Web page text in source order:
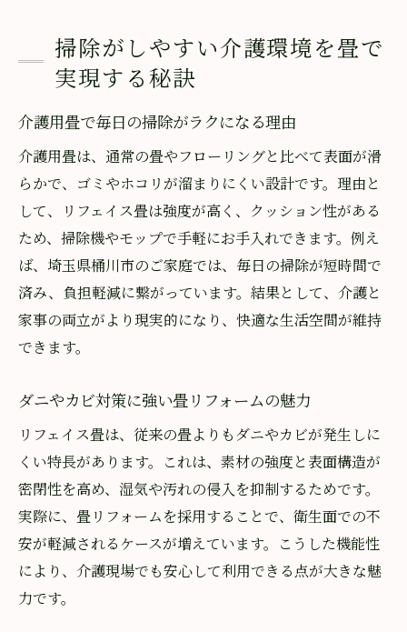
掃除がしやすい介護環境を畳で
実現する秘訣
介護用畳で毎日の掃除がラクになる理由
介護用畳は、通常の畳やフローリングと比べて表面が滑
らかで、ゴミやホコリが溜まりにくい設計です。理由と
して、リフェイス畳は強度が高く、クッション性がある
ため、掃除機やモップで手軽にお手入れできます。例え
ば、埼玉県桶川市のご家庭では、毎日の掃除が短時間で
済み、負担軽減に繋がっています。結果として、介護と
家事の両立がより現実的になり、快適な生活空間が維持
できます。
ダニやカビ対策に強い畳リフォームの魅力
リフェイス畳は、従来の畳よりもダニやカビが発生しに
くい特長があります。これは、素材の強度と表面構造が
密閉性を高め、湿気や汚れの侵入を抑制するためです。
実際に、畳リフォームを採用することで、衛生面での不
安が軽減されるケースが増えています。こうした機能性
により、介護現場でも安心して利用できる点が大きな魅
力です。